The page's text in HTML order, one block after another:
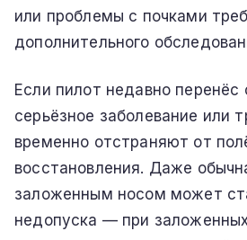
или проблемы с почками
дополнительного
Если пилот недавно перенёс
серьёзное заболевание или
временно отстраняют от
восстановления. Даже
заложенным носом может
недопуска — при